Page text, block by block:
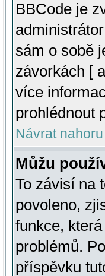
BBCode je
sám o sobě
závorkách [
více
prohlédnout
Návrat nahoru
Můžu
To závisí na
povoleno,
funkce,
problémů.
příspěvku